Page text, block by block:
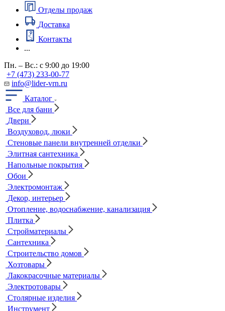
Отделы продаж
Доставка
Контакты
...
Пн. – Вс.: с 9:00 до 19:00
+7 (473) 233-00-77
info@lider-vrn.ru
Каталог
Все для бани
Двери
Воздуховод, люки
Стеновые панели внутренней отделки
Элитная сантехника
Напольные покрытия
Обои
Электромонтаж
Декор, интерьер
Отопление, водоснабжение, канализация
Плитка
Стройматериалы
Сантехника
Строительство домов
Хозтовары
Лакокрасочные материалы
Электротовары
Столярные изделия
Инструмент